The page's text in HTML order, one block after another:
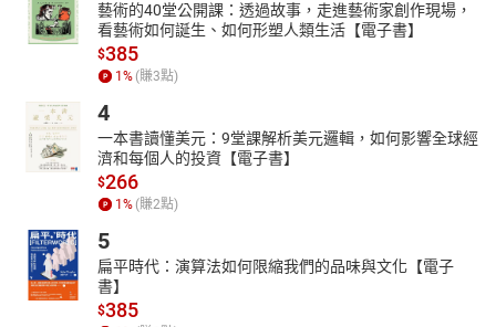
藝術的40堂公開課：透過故事，走進藝術家創作現場，
看藝術如何誕生、如何形塑人類生活【電子書】
$385
1 % (賺3點)
4
一本書讀懂美元：9堂課解析美元邏輯，如何影響全球經
濟和每個人的投資【電子書】
$266
1 % (賺2點)
5
扁平時代：演算法如何限縮我們的品味與文化【電子
書】
$385